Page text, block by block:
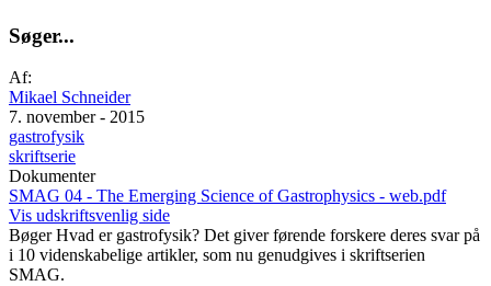
Søger...
Af:
Mikael Schneider
7. november - 2015
gastrofysik
skriftserie
Dokumenter
SMAG 04 - The Emerging Science of Gastrophysics - web.pdf
Vis udskriftsvenlig side
BøgerHvad er gastrofysik? Det giver førende forskere deres svar på
i 10 videnskabelige artikler, som nu genudgives i skriftserien
SMAG.